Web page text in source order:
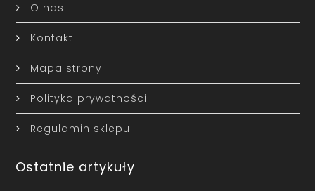
O nas
Kontakt
Mapa strony
Polityka prywatności
Regulamin sklepu
Ostatnie artykuły